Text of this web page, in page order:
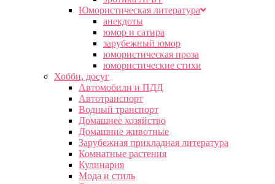
Юмористическая литература
анекдоты
юмор и сатира
зарубежный юмор
юмористическая проза
юмористические стихи
Хобби, досуг
Автомобили и ПДД
Автотранспорт
Водный транспорт
Домашнее хозяйство
Домашние животные
Зарубежная прикладная литература
Комнатные растения
Кулинария
Мода и стиль